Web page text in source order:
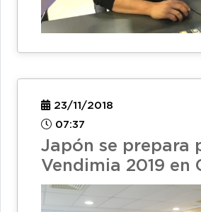
23/11/2018
07:37
Japón se prepara
Vendimia 2019 en